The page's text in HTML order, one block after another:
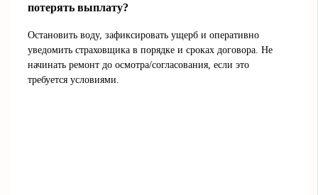
потерять выплату?
Остановить воду, зафиксировать ущерб и оперативно
уведомить страховщика в порядке и сроках договора. Не
начинать ремонт до осмотра/согласования, если это
требуется условиями.